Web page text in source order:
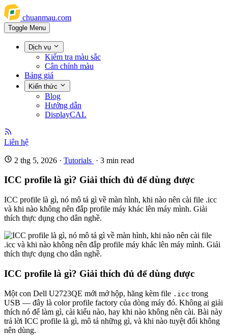
chuanmau.com
Toggle Menu
Dịch vụ
Kiểm tra màu sắc
Cân chỉnh màu
Bảng giá
Kiến thức
Blog
Hướng dẫn
DisplayCAL
Liên hệ
2 thg 5, 2026 · Tutorials · 3 min read
ICC profile là gì? Giải thích đủ để dùng được
ICC profile là gì, nó mô tả gì về màn hình, khi nào nên cài file .icc
và khi nào không nên đắp profile máy khác lên máy mình. Giải
thích thực dụng cho dân nghề.
ICC profile là gì? Giải thích đủ để dùng được
Một con Dell U2723QE mới mở hộp, hãng kèm file .icc trong
USB — đây là color profile factory của dòng máy đó. Không ai giải
thích nó để làm gì, cài kiểu nào, hay khi nào không nên cài. Bài này
trả lời ICC profile là gì, mô tả những gì, và khi nào tuyệt đối không
nên dùng.